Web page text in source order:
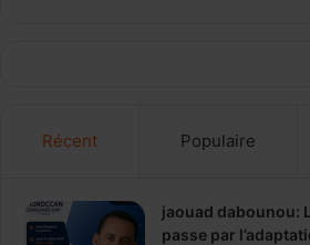
Récent Populaire
jaouad dabounou:
passe par